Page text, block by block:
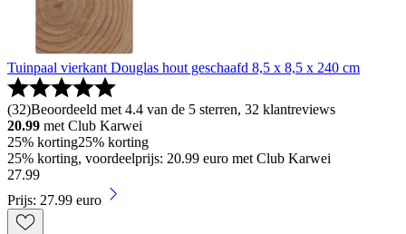
Tuinpaal vierkant Douglas hout geschaafd 8,5 x 8,5 x 240 cm
(32)Beoordeeld met 4.4 van de 5 sterren, 32 klantreviews
20.99 met Club Karwei
25% korting25% korting
25% korting, voordeelprijs: 20.99 euro met Club Karwei
27.99
Prijs: 27.99 euro